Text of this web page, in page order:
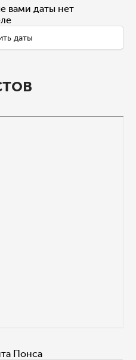
вами даты нет
даты
Понса